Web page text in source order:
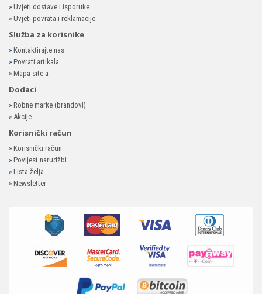
» Uvjeti dostave i isporuke
» Uvjeti povrata i reklamacije
Služba za korisnike
» Kontaktirajte nas
» Povrati artikala
» Mapa site-a
Dodaci
» Robne marke (brandovi)
» Akcije
Korisnički račun
» Korisnički račun
» Povijest narudžbi
» Lista želja
» Newsletter